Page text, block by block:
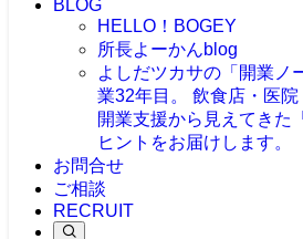
BLOG
HELLO！BOGEY
所長よーかんblog
よしだツカサの「開業ノ
業32年目。 飲食店・医
開業支援から見えてきた
ヒントをお届けします。
お問合せ
ご相談
RECRUIT